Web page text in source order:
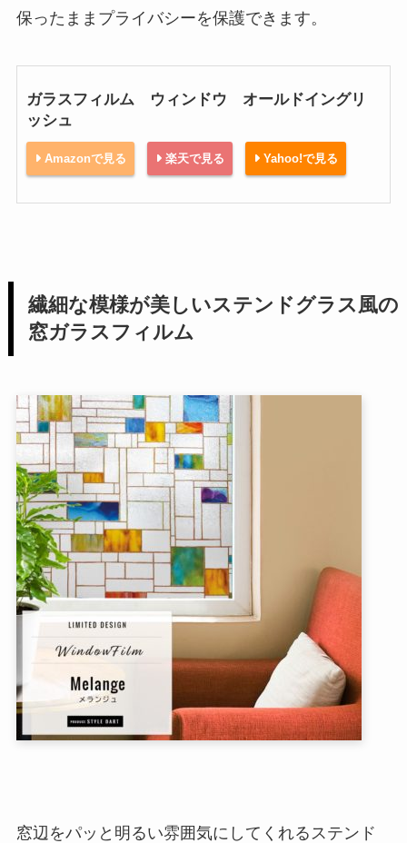
保ったままプライバシーを保護できます。
ガラスフィルム ウィンドウ オールドイングリ
ッシュ
Amazonで見る 楽天で見る Yahoo!で見る
繊細な模様が美しいステンドグラス風の
窓ガラスフィルム
窓辺をパッと明るい雰囲気にしてくれるステンド